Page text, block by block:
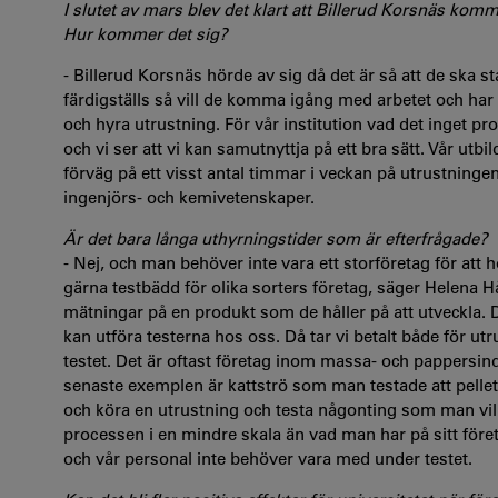
I slutet av mars blev det klart att Billerud Korsnäs
Hur kommer det sig?
- Billerud Korsnäs hörde av sig då det är så att de ska
färdigställs så vill de komma igång med arbetet och
och hyra utrustning. För vår institution vad det inget
och vi ser att vi kan samutnyttja på ett bra sätt. Vår
förväg på ett visst antal timmar i veckan på
ingenjörs- och kemivetenskaper.
Är det bara långa uthyrningstider som är efterfrågade?
- Nej, och man behöver inte vara ett storföretag för att
gärna testbädd för olika sorters företag, säger Helena
mätningar på en produkt som de håller på att utveckla.
kan utföra testerna hos oss. Då tar vi betalt både för
testet. Det är oftast företag inom massa- och
senaste exemplen är kattströ som man testade att
och köra en utrustning och testa någonting som man
processen i en mindre skala än vad man har på sitt
och vår personal inte behöver vara med under testet.